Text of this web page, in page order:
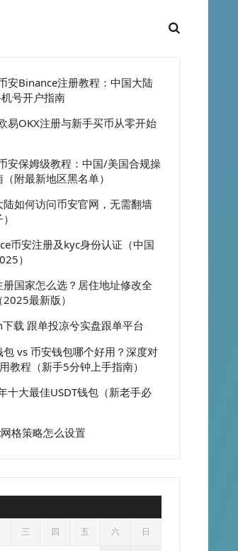
安Binance注册教程：中国大陆
号开户指南
易OKX注册与新手买币从零开始
安保姆级教程：中国/美国合规操
附最新地区黑名单）
陆如何访问币安官网，无需翻墙
币安注册及kyc身份认证（中国
）
册国家怎么选？居住地址修改全
最新版）
载 跟单投凉兮实盘跟单平台
包 vs 币安钱包哪个好用？深度对
教程（新手5分钟上手指南）
十大最佳USDT钱包（新老手必
格策略怎么设置
三 四 五 六 日